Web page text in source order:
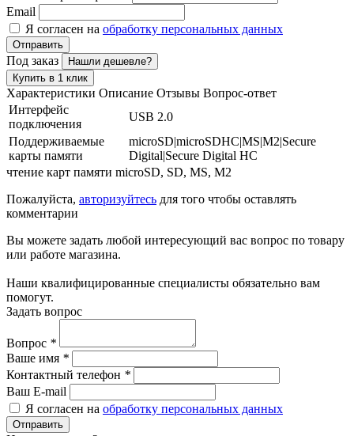
Email
Я согласен на обработку персональных данных
Отправить
Под заказ
Нашли дешевле?
Купить в 1 клик
Характеристики Описание Отзывы Вопрос-ответ
Интерфейс
подключения
USB 2.0
Поддерживаемые
карты памяти
microSD|microSDHC|MS|M2|Secure
Digital|Secure Digital HC
чтение карт памяти microSD, SD, MS, M2
Пожалуйста, авторизуйтесь для того чтобы оставлять
комментарии
Вы можете задать любой интересующий вас вопрос по товару
или работе магазина.
Наши квалифицированные специалисты обязательно вам
помогут.
Задать вопрос
Вопрос *
Ваше имя *
Контактный телефон *
Ваш E-mail
Я согласен на обработку персональных данных
Отправить